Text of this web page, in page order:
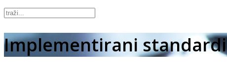
Implementirani standardi